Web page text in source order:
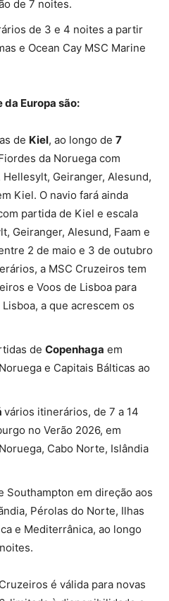
de 7 noites.
de 3 e 4 noites a partir
e Ocean Cay MSC Marine
da Europa são:
de Kiel, ao longo de 7
da Noruega com
Geiranger, Alesund,
Kiel. O navio fará ainda
partida de Kiel e escala
Geiranger, Alesund, Faam e
2 de maio e 3 de outubro
a MSC Cruzeiros tem
e Voos de Lisboa para
a que acrescem os
de Copenhaga em
e Capitais Bálticas ao
vários itinerários, de 7 a 14
no Verão 2026, em
Cabo Norte, Islândia
Southampton em direção aos
Pérolas do Norte, Ilhas
e Mediterrânica, ao longo
é válida para novas